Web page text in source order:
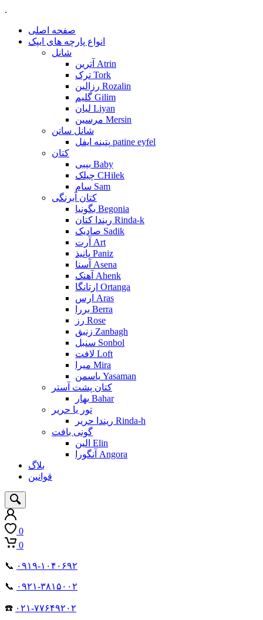
.
صفحه اصلی
انواع پارچه های ایپک
شانل
آترین Atrin
ترک Tork
رزالین Rozalin
گلیم Gilim
لیان Liyan
مرسین Mersin
شانل ساتن
پتینه ایفل patine eyfel
کتان
بیبی Baby
چیلک CHilek
سام Sam
کتان آبرنگی
بگونیا Begonia
ریندا کتان Rinda-k
صادیک Sadik
آرت Art
پانیذ Paniz
آسنا Asena
آهنک Ahenk
ارتانگا Ortanga
ارس Aras
بررا Berra
رز Rose
زنبق Zanbagh
سنبل Sonbol
لافت Loft
میرا Mira
یاسمن Yasaman
کتان پشت آستر
بهار Bahar
تور یا حریر
ریندا حریر Rinda-h
گونی بافت
الین Elin
آنگورا Angora
بلاگ
قوانین
0
0
📞 ۰۹۱۹-۱۰۴۰۶۹۲
📞 ۰۹۲۱-۳۸۱۵۰۰۲
☎️ ۰۲۱-۷۷۶۴۹۲۰۲